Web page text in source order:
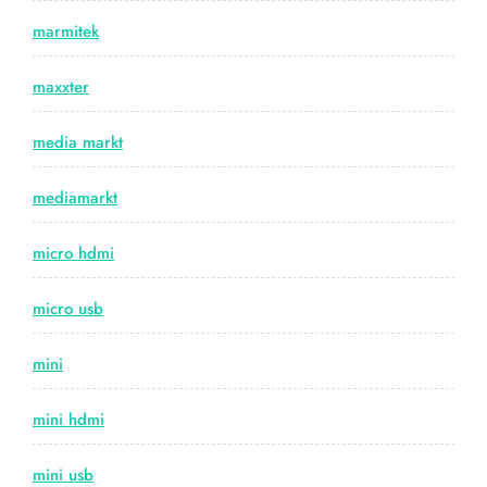
marmitek
maxxter
media markt
mediamarkt
micro hdmi
micro usb
mini
mini hdmi
mini usb